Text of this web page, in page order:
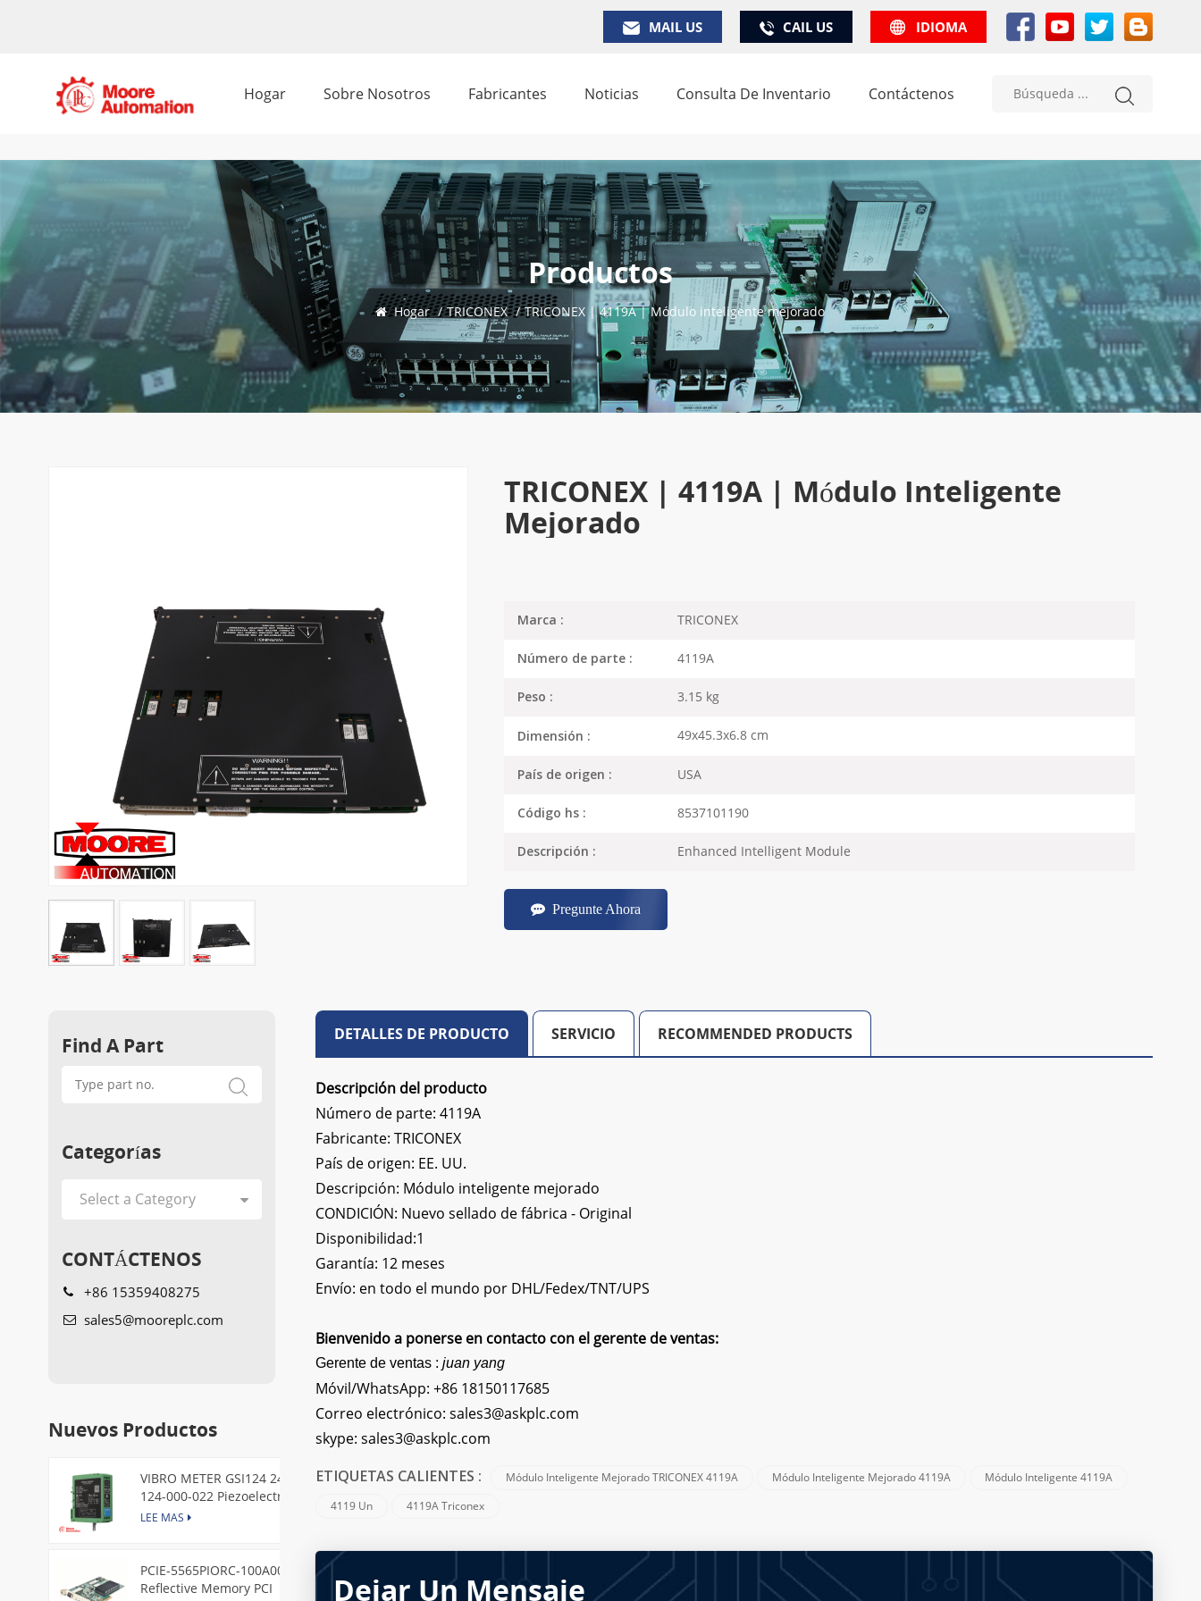
MAIL US CAIL US IDIOMA
Hogar Sobre Nosotros Fabricantes Noticias Consulta De Inventario Contáctenos
Productos
Hogar / TRICONEX / TRICONEX | 4119A | Módulo inteligente mejorado
TRICONEX | 4119A | Módulo Inteligente
Mejorado
Marca : TRICONEX
Número de parte : 4119A
Peso : 3.15 kg
Dimensión : 49x45.3x6.8 cm
País de origen : USA
Código hs : 8537101190
Descripción : Enhanced Intelligent Module
Pregunte Ahora
DETALLES DE PRODUCTO SERVICIO RECOMMENDED PRODUCTS
Descripción del producto
Número de parte: 4119A
Fabricante: TRICONEX
País de origen: EE. UU.
Descripción: Módulo inteligente mejorado
CONDICIÓN: Nuevo sellado de fábrica - Original
Disponibilidad:1
Garantía: 12 meses
Envío: en todo el mundo por DHL/Fedex/TNT/UPS
Bienvenido a ponerse en contacto con el gerente de ventas:
Gerente de ventas :juan yang
Móvil/WhatsApp:+86 18150117685
Correo electrónico: sales3@askplc.com
skype:sales3@askplc.com
ETIQUETAS CALIENTES : Módulo Inteligente Mejorado TRICONEX 4119A Módulo Inteligente Mejorado 4119A
Módulo Inteligente 4119A
4119 Un
4119A Triconex
Dejar Un Mensaje
Find A Part
Categorías
CONTÁCTENOS
+86 15359408275
sales5@mooreplc.com
Nuevos Productos
VIBRO METER GSI124 244-
124-000-022 Piezoelectric
Pressure Transducer
LEE MAS
PCIE-5565PIORC-100A00
Reflective Memory PCI